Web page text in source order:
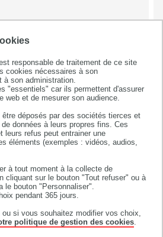
responsable de traitement de ce site
cookies nécessaires à son
son administration.
"essentiels" car ils permettent d'assurer
web et de mesurer son audience.
déposés par des sociétés tierces et
données à leurs propres fins. Ces
leurs refus peut entrainer une
éléments (exemples : vidéos, audios,
à tout moment à la collecte de
cliquant sur le bouton "Tout refuser" ou à
le bouton "Personnaliser".
pendant 365 jours.
si vous souhaitez modifier vos choix,
politique de gestion des cookies
clientèle
export.
en BUT
vous sur
janvier et mars.
PARCOURSUP